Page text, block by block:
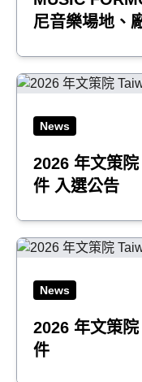
尼音樂場地、
News
2026 年文策
件 入選公告
News
2026 年文策
件